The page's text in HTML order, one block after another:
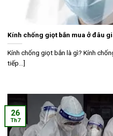
Kính chống giọt bắn mua ở đâu
Kính chống giọt bắn là gì? Kính
tiếp...]
26
Th7